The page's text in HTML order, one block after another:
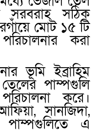
সরবরাহ সঠিক
মোট ১৫ টি
করা
ভূমি ইব্রাহিম
পাম্পগুলি
করে।
সানজিদা,
পাম্পগুলিতে এ